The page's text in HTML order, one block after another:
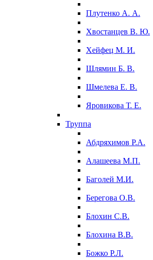
Плутенко А. А.
Хвостанцев В. Ю.
Хейфец М. И.
Шлямин Б. В.
Шмелева Е. В.
Яровикова Т. Е.
Труппа
Абдряхимов Р.А.
Алашеева М.П.
Баголей М.И.
Берегова О.В.
Блохин С.В.
Блохина В.В.
Божко Р.Л.